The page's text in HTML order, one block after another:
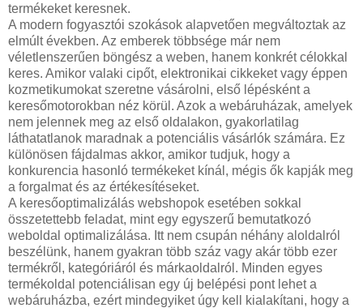
termékeket keresnek.
A modern fogyasztói szokások alapvetően megváltoztak az
elmúlt években. Az emberek többsége már nem
véletlenszerűen böngész a weben, hanem konkrét célokkal
keres. Amikor valaki cipőt, elektronikai cikkeket vagy éppen
kozmetikumokat szeretne vásárolni, első lépésként a
keresőmotorokban néz körül. Azok a webáruházak, amelyek
nem jelennek meg az első oldalakon, gyakorlatilag
láthatatlanok maradnak a potenciális vásárlók számára. Ez
különösen fájdalmas akkor, amikor tudjuk, hogy a
konkurencia hasonló termékeket kínál, mégis ők kapják meg
a forgalmat és az értékesítéseket.
A keresőoptimalizálás webshopok esetében sokkal
összetettebb feladat, mint egy egyszerű bemutatkozó
weboldal optimalizálása. Itt nem csupán néhány aloldalról
beszélünk, hanem gyakran több száz vagy akár több ezer
termékről, kategóriáról és márkaoldalról. Minden egyes
termékoldal potenciálisan egy új belépési pont lehet a
webáruházba, ezért mindegyiket úgy kell kialakítani, hogy a